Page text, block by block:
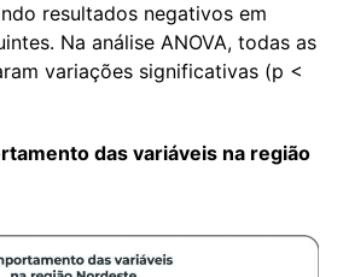
resultados negativos em
Na análise ANOVA, todas as
variações significativas (p <
das variáveis na região